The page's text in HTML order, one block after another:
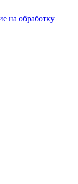
на обработку